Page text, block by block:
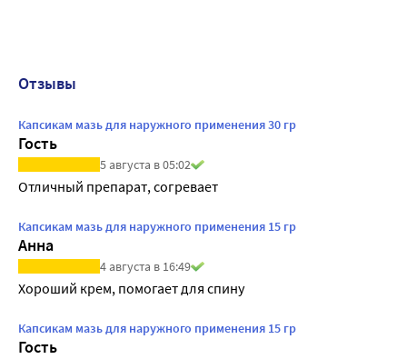
Отзывы
Капсикам мазь для наружного применения 30 гр
Гость
5 августа в 05:02
Отличный препарат, согревает
Капсикам мазь для наружного применения 15 гр
Анна
4 августа в 16:49
Хороший крем, помогает для спину
Капсикам мазь для наружного применения 15 гр
Гость